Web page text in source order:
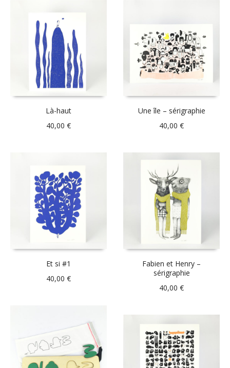
Là-haut
40,00 €
Une île – sérigraphie
40,00€
Et si #1
40,00 €
Fabien et Henry –
sérigraphie
40,00€